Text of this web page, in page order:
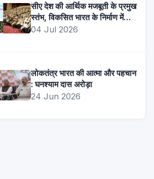
सीए देश की आर्थिक मजबूती के प्रमुख
स्तंभ, विकसित भारत के निर्माण में
निभाएंगे अहम भूमिका: मुख्यमंत्री
04 Jul 2026
लोकतंत्र भारत की आत्मा और पहचान
: घनश्याम दास अरोड़ा
24 Jun 2026